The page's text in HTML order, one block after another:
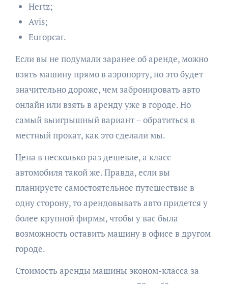
Hertz;
Avis;
Europcar.
Если вы не подумали заранее об аренде, можно
взять машину прямо в аэропорту, но это будет
значительно дороже, чем забронировать авто
онлайн или взять в аренду уже в городе. Но
самый выигрышный вариант – обратиться в
местный прокат, как это сделали мы.
Цена в несколько раз дешевле, а класс
автомобиля такой же. Правда, если вы
планируете самостоятельное путешествие в
одну сторону, то арендовывать авто придется у
более крупной фирмы, чтобы у вас была
возможность оставить машину в офисе в другом
городе.
Стоимость аренды машины эконом-класса за